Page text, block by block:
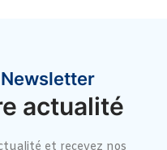
actualité
et recevez nos